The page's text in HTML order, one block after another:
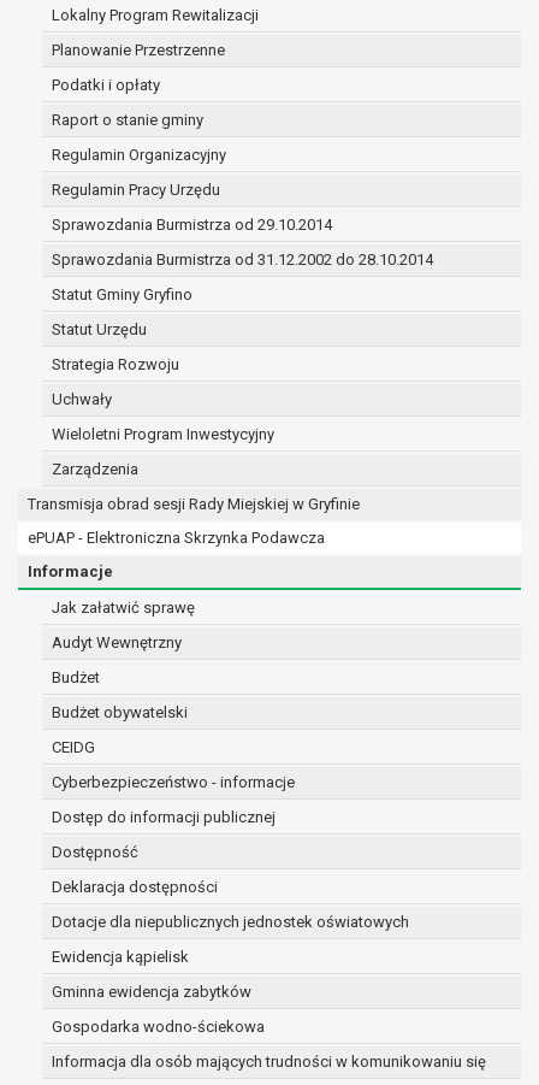
Lokalny Program Rewitalizacji
Planowanie Przestrzenne
Podatki i opłaty
Raport o stanie gminy
Regulamin Organizacyjny
Regulamin Pracy Urzędu
Sprawozdania Burmistrza od 29.10.2014
Sprawozdania Burmistrza od 31.12.2002 do 28.10.2014
Statut Gminy Gryfino
Statut Urzędu
Strategia Rozwoju
Uchwały
Wieloletni Program Inwestycyjny
Zarządzenia
Transmisja obrad sesji Rady Miejskiej w Gryfinie
ePUAP - Elektroniczna Skrzynka Podawcza
Informacje
Jak załatwić sprawę
Audyt Wewnętrzny
Budżet
Budżet obywatelski
CEIDG
Cyberbezpieczeństwo - informacje
Dostęp do informacji publicznej
Dostępność
Deklaracja dostępności
Dotacje dla niepublicznych jednostek oświatowych
Ewidencja kąpielisk
Gminna ewidencja zabytków
Gospodarka wodno-ściekowa
Informacja dla osób mających trudności w komunikowaniu się
(merytorycznych), a także obowiązków i
zadań zleconych przez instytucje
nadrzędne wobec Gminy;
zawarcia i realizacji umów;
ochrony żywotnych interesów osoby, której
dane dotyczą, lub innej osoby fizycznej;
wykonania zadania realizowanego w
interesie publicznym lub w ramach
sprawowania władzy publicznej
powierzonej administratorowi;
w pozostałych przypadkach dane osobowe
przetwarzane są wyłącznie na podstawie
wcześniej udzielonej zgody w zakresie i celu
określonym w treści zgody.
W związku z przetwarzaniem danych w celu
wskazanym w pkt. 3, dane osobowe mogą być
udostępniane innym upoważnionym odbiorcom lub
kategoriom odbiorców danych osobowych.
Odbiorcami mogą być:
podmioty, które przetwarzają dane
osobowe w imieniu administratora na
osobowych;
podmioty upoważnione do odbioru danych
przepisów prawa.
Pani/Pana dane osobowe będą przetwarzane
przez okres niezbędny do realizacji celu dla jakiego
zostały zebrane oraz zgodnie z terminami
archiwizacji określonymi przez przepisy prawa
powszechnie obowiązującego.
W przypadku, gdy dane osobowe przetwarzane są
na podstawie zgody osoby, której dane dotyczą
przetwarzanie odbywa się do czasu wycofania tej
zgody.
W przypadku, gdy dane osobowe przetwarzane są
w celu zawarcia i realizacji umowy przetwarzanie
odbywa się przez okres niezbędny do realizacji
zawartej umowy, a po tym czasie w zakresie
wymaganym przez przepisy prawa lub dla